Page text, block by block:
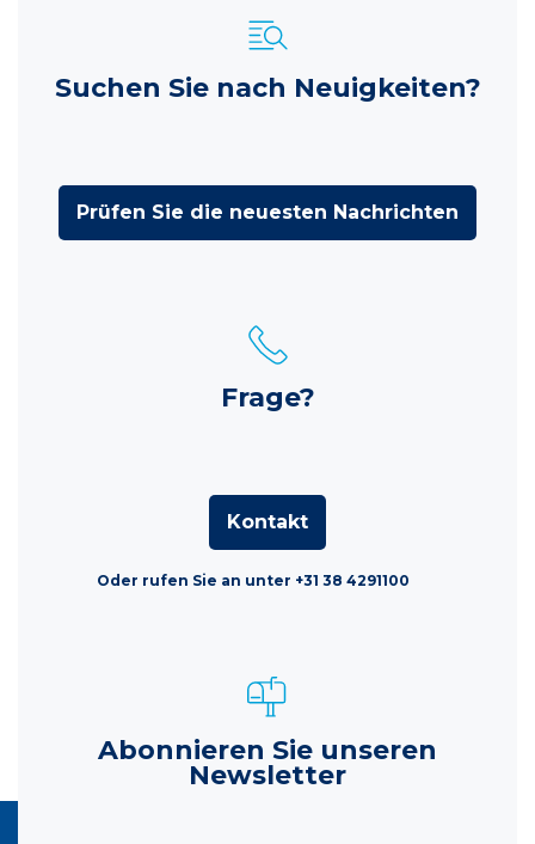
Suchen Sie nach Neuigkeiten?
Prüfen Sie die neuesten Nachrichten
Frage?
Kontakt
Oder rufen Sie an unter +31 38 4291100
Abonnieren Sie unseren
Newsletter